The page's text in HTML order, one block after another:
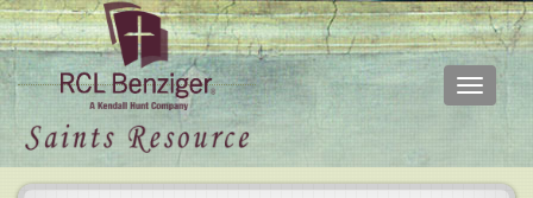
Skip
Toggle
Main